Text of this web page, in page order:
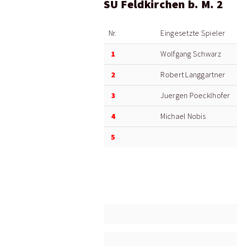
SU Feldkirchen b. M. 2
Nr. Eingesetzte Spieler
1 Wolfgang Schwarz
2 Robert Langgartner
3 Juergen Poecklhofer
4 Michael Nobis
5